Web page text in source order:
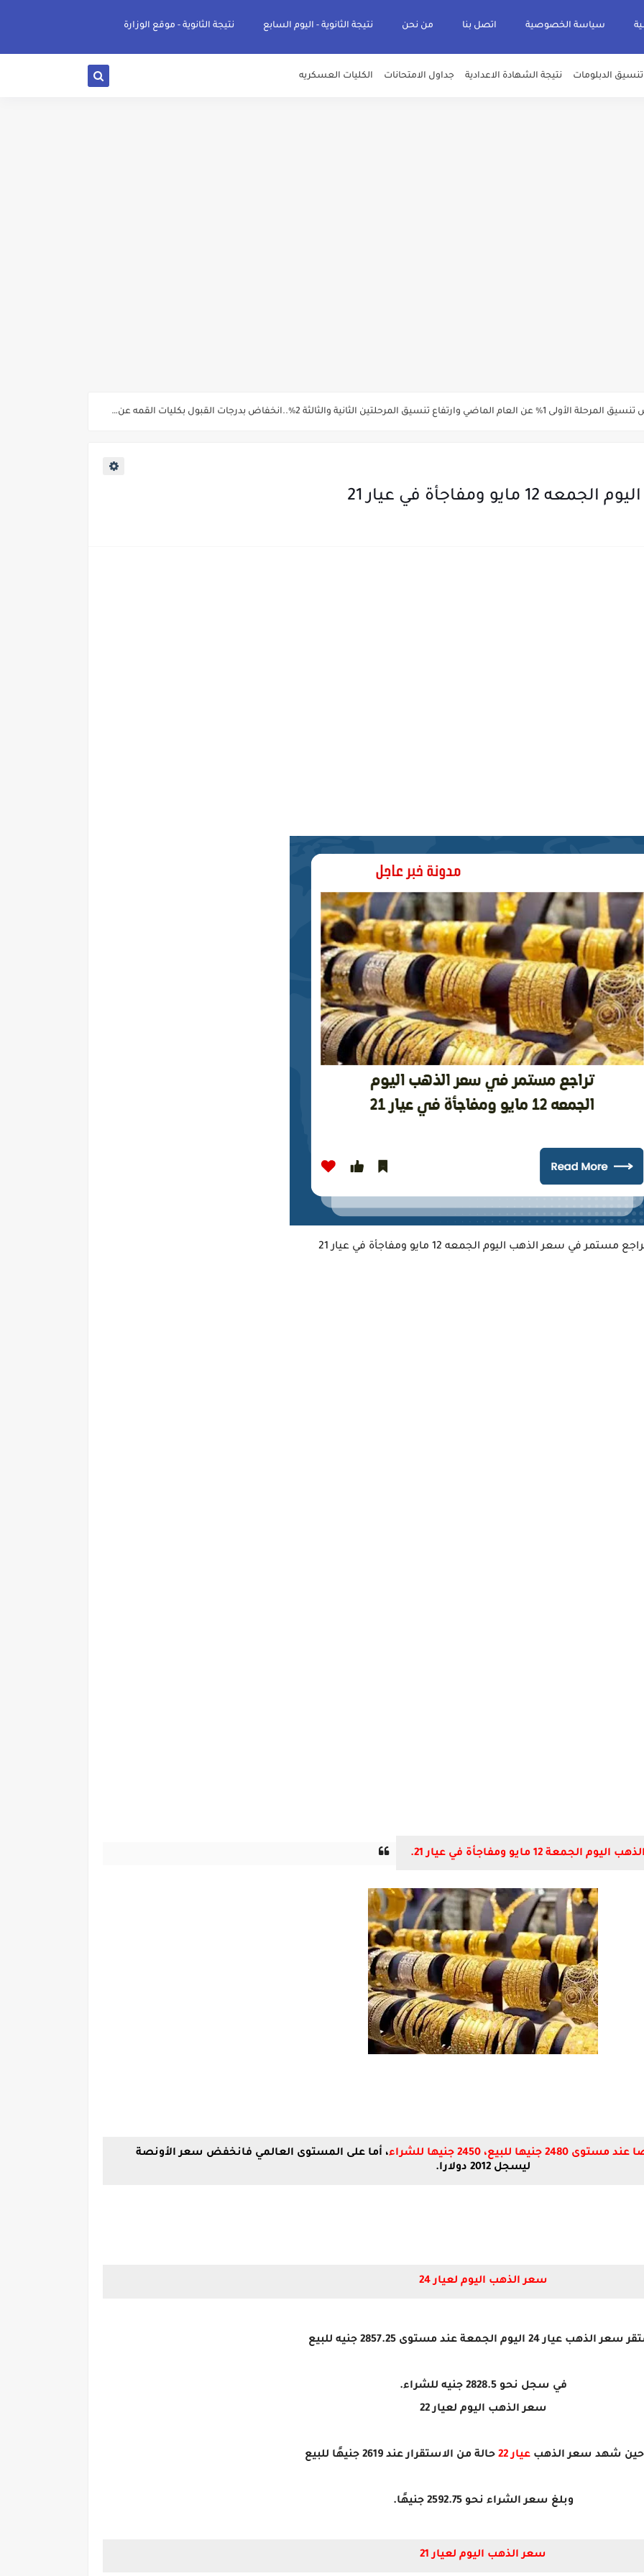
سياسة الخصوصية اتصل بنا من نحن نتيجة الثانوية - اليوم السابع نتيجة الثانوية - موقع الوزارة
تنسيق الدبلومات نتيجة الشهادة الاعدادية جداول الامتحانات الكليات العسكريه
العامة 2026 جميع المدارس والمحافظات بالاسم ورقم الجلوس
ومفاجأة في عيار 21
مستمر في سعر الذهب اليوم الجمعه 12 مايو ومفاجأة في عيار 21
12 مايو ومفاجأة في عيار 21.
، أما على المستوى العالمي فانخفض سعر الأونصة
ليسجل 2012 دولارا.
سعر الذهب اليوم لعيار 24
الذهب عيار 24 اليوم الجمعة عند مستوى 2857.25 جنيه للبيع
في سجل نحو 2828.5 جنيه للشراء.
سعر الذهب اليوم لعيار 22
شهد سعر الذهب عيار 22 حالة من الاستقرار عند 2619 جنيهًا للبيع
وبلغ سعر الشراء نحو 2592.75 جنيهًا.
سعر الذهب اليوم لعيار 21